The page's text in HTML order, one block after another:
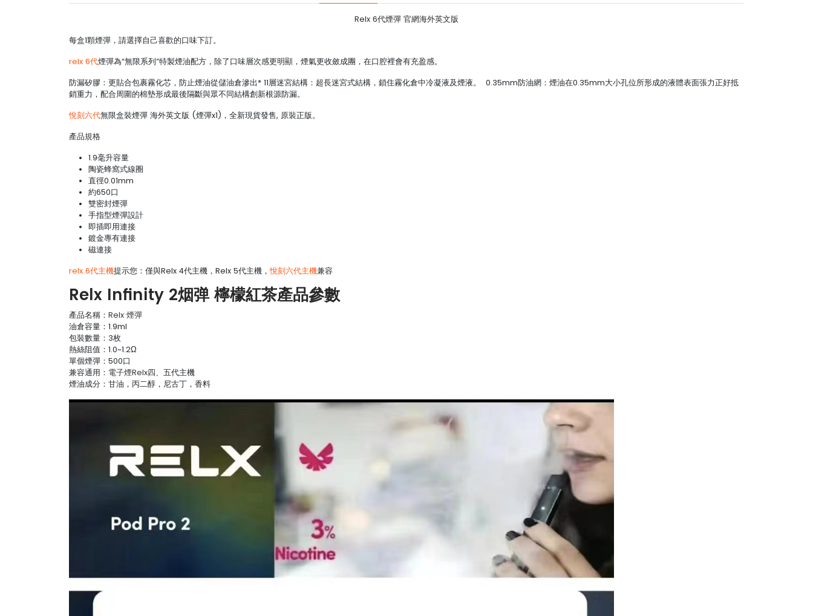
Relx 6代煙彈 官網海外英文版
每盒1顆煙彈，請選擇自己喜歡的口味下訂。
relx 6代煙彈為“無限系列”特製煙油配方，除了口味層次感更明顯，煙氣更收斂成團，在口腔裡會有充盈感。
防漏矽膠：更貼合包裹霧化芯，防止煙油從儲油倉滲出* 11層迷宮結構：超長迷宮式結構，鎖住霧化倉中冷凝液及煙液。 0.35mm防油網：煙油在0.35mm大小孔位所形成的液體表面張力正好抵
銷重力，配合周圍的棉墊形成最後隔斷與眾不同結構創新根源防漏。
悅刻六代無限盒裝煙彈 海外英文版 (煙彈x1)，全新現貨發售, 原裝正版。
產品規格
1.9毫升容量
陶瓷蜂窩式線圈
直徑0.01mm
約650口
雙密封煙彈
手指型煙彈設計
即插即用連接
鍍金專有連接
磁連接
relx 6代主機提示您：僅與Relx 4代主機，Relx 5代主機，悅刻六代主機兼容
Relx Infinity 2烟弹 檸檬紅茶產品參數
產品名稱： Relx 煙彈
油倉容量：1.9ml
包裝數量：3枚
熱絲阻值：1.0~1.2Ω
單個煙彈：500口
兼容通用： 電子煙Relx四、五代主機
煙油成分：甘油，丙二醇，尼古丁，香料